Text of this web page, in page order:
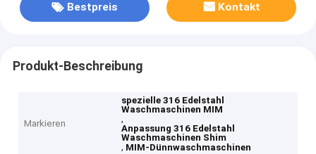
Bestpreis Kontakt
Produkt-Beschreibung
Markieren
spezielle 316 Edelstahl
Waschmaschinen MIM
,
Anpassung 316 Edelstahl
Waschmaschinen Shim
, MIM-Dünnwaschmaschinen